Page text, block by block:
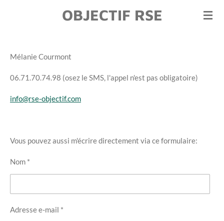
OBJECTIF RSE
Mélanie Courmont
06.71.70.74.98 (osez le SMS, l'appel n'est pas obligatoire)
info@rse-objectif.com
Vous pouvez aussi m'écrire directement via ce formulaire:
Nom *
Adresse e-mail *